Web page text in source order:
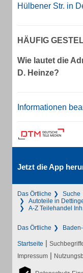
Hülbener Str. in
HÄUFIG
Wie lautet die
D. Heinze?
Informationen
Jetzt die App
Das Örtliche Suche
Autoteile in
A-Z Teilehandel
Das Örtliche
Startseite |
Impressum |